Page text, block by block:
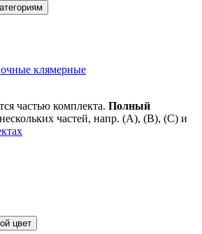
клямерные
частью комплекта. Полный
частей, напр. (А), (B), (С) и
Выбрать другой цвет